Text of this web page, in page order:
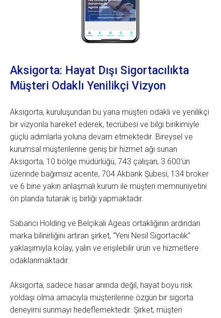
Aksigorta: Hayat Dışı Sigortacılıkta
Müşteri Odaklı Yenilikçi Vizyon
Aksigorta, kuruluşundan bu yana müşteri odaklı ve yenilikçi
bir vizyonla hareket ederek, tecrübesi ve bilgi birikimiyle
güçlü adımlarla yoluna devam etmektedir. Bireysel ve
kurumsal müşterilerine geniş bir hizmet ağı sunan
Aksigorta, 10 bölge müdürlüğü, 743 çalışan, 3.600’ün
üzerinde bağımsız acente, 704 Akbank Şubesi, 134 broker
ve 6 bine yakın anlaşmalı kurum ile müşteri memnuniyetini
ön planda tutarak iş birliği yapmaktadır.
Sabancı Holding ve Belçikalı Ageas ortaklığının ardından
marka bilinirliğini artıran şirket, “Yeni Nesil Sigortacılık”
yaklaşımıyla kolay, yalın ve erişilebilir ürün ve hizmetlere
odaklanmaktadır.
Aksigorta, sadece hasar anında değil, hayat boyu risk
yoldaşı olma amacıyla müşterilerine özgün bir sigorta
deneyimi sunmayı hedeflemektedir. Şirket, müşteri